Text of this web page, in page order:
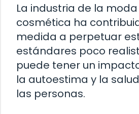
La industria de la moda
cosmética ha
medida a perpetuar
estándares poco
puede tener un
la autoestima y la
las personas.